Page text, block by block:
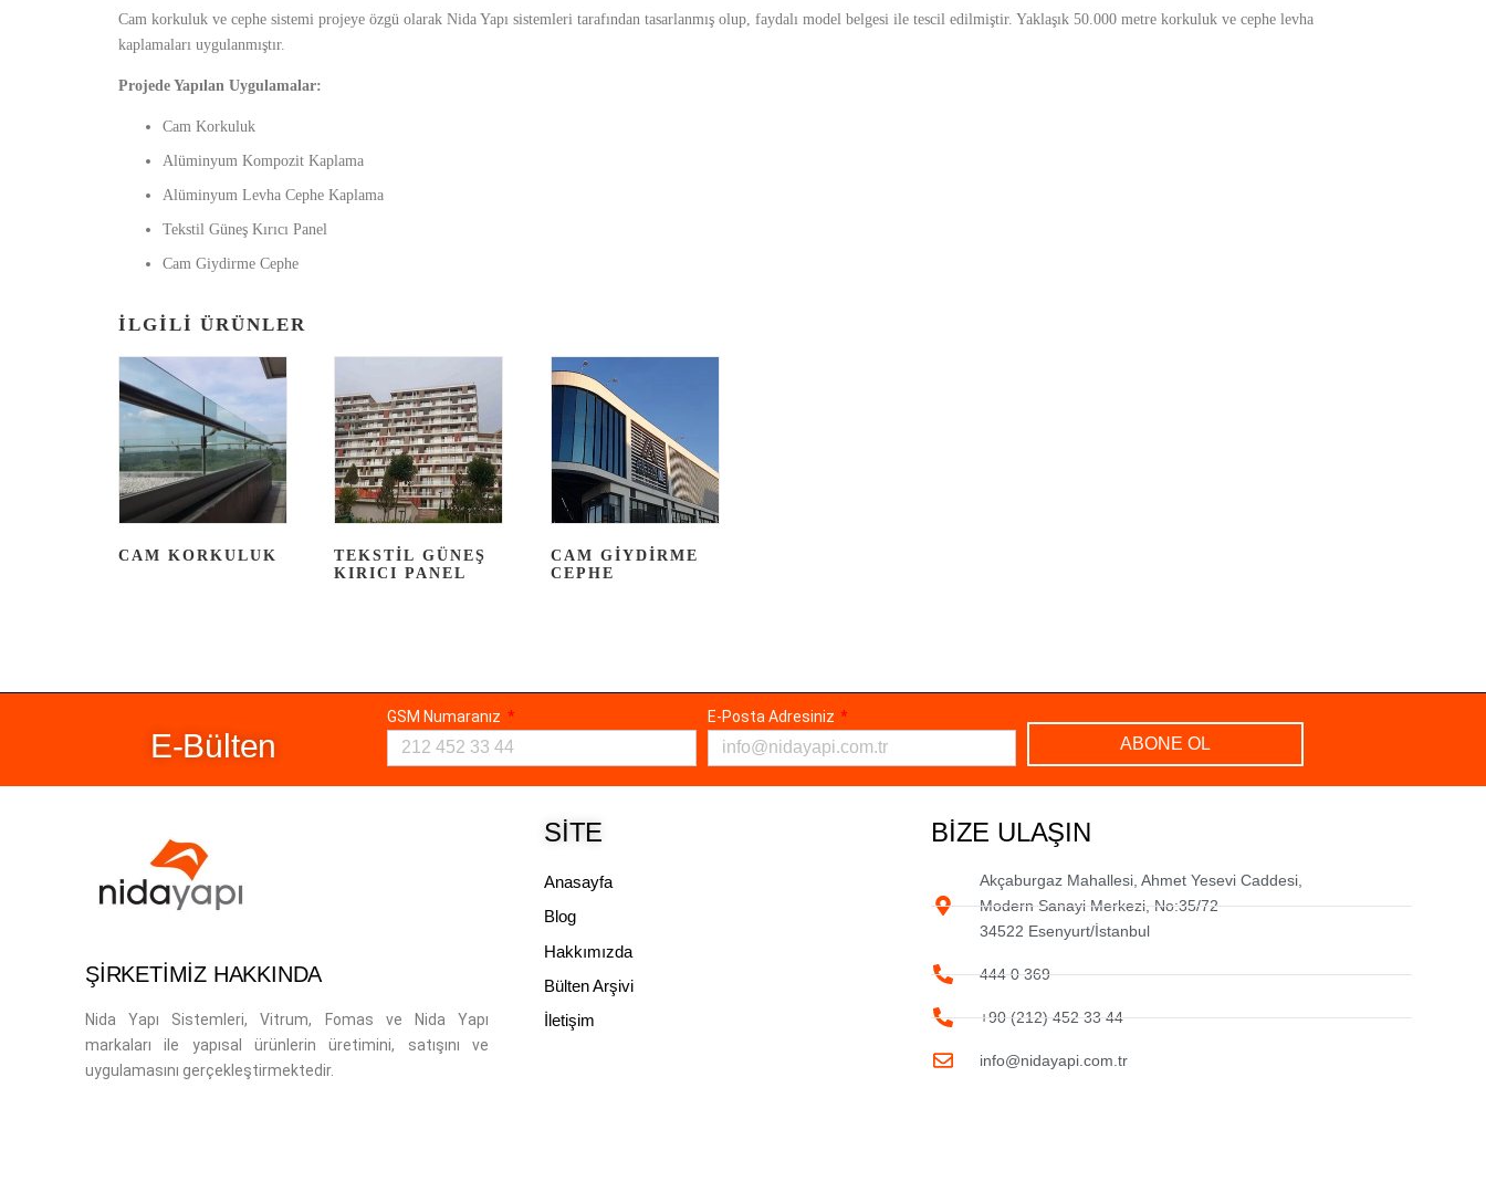
Cam korkuluk ve cephe sistemi projeye özgü olarak Nida Yapı sistemleri tarafından tasarlanmış olup, faydalı model belgesi ile tescil edilmiştir. Yaklaşık 50.000 metre korkuluk ve cephe levha
kaplamaları uygulanmıştır.
Projede Yapılan Uygulamalar:
Cam Korkuluk
Alüminyum Kompozit Kaplama
Alüminyum Levha Cephe Kaplama
Tekstil Güneş Kırıcı Panel
Cam Giydirme Cephe
İLGILI ÜRÜNLER
CAM KORKULUK
TEKSTIL GÜNEŞ
KIRICI PANEL
CAM GIYDIRME
CEPHE
E-Bülten
GSM Numaranız E-Posta Adresiniz
ABONE OL
ŞİRKETİMİZ HAKKINDA
Nida Yapı Sistemleri, Vitrum, Fomas ve Nida Yapı
markaları ile yapısal ürünlerin üretimini, satışını ve
uygulamasını gerçekleştirmektedir.
SITE
Anasayfa
Blog
Hakkımızda
Bülten Arşivi
İletişim
BIZE ULAŞIN
Akçaburgaz Mahallesi, Ahmet Yesevi Caddesi,
Modern Sanayi Merkezi, No:35/72
34522 Esenyurt/İstanbul
444 0 369
+90 (212) 452 33 44
info@nidayapi.com.tr